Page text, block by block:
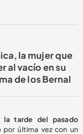
la mujer que
al vacío en su
de los Bernal
la tarde del pasado
última vez con un